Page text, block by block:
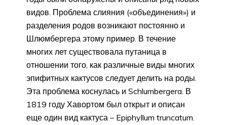
видов. Проблема слияния («объединения») и
разделения родов возникают постоянно и
Шлюмбергера этому пример. В течение
многих лет существовала путаница в
отношении того, как различные виды многих
эпифитных кактусов следует делить на роды.
Эта проблема коснулась и Schlumbergera. В
1819 году Хавортом был открыт и описан
еще один вид кактуса – Epiphyllum truncatum.